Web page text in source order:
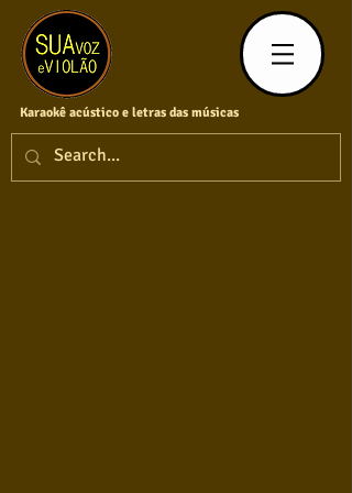
Karaokê acústico e letras das músicas